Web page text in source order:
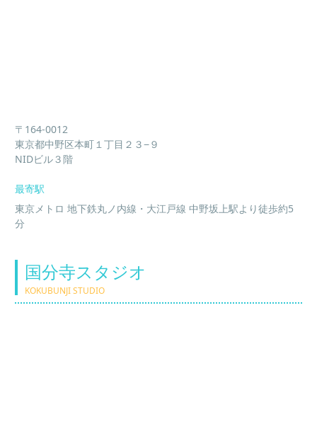
〒164-0012
東京都中野区本町１丁目２３−９
NIDビル３階
最寄駅
東京メトロ 地下鉄丸ノ内線・大江戸線 中野坂上駅より徒歩約5
分
国分寺スタジオ
KOKUBUNJI STUDIO